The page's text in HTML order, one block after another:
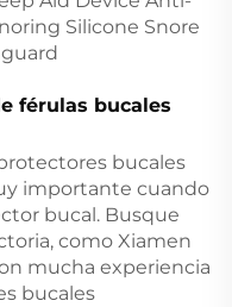
férulas bucales
bucales
importante cuando
bucal. Busque
como Xiamen
mucha experiencia
bucales